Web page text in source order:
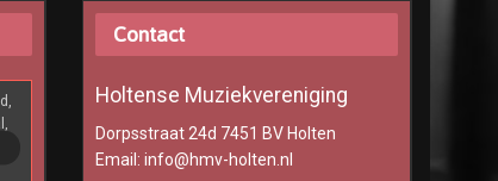
Contact
Holtense Muziekvereniging
Dorpsstraat 24d 7451 BV Holten
Email: info@hmv-holten.nl